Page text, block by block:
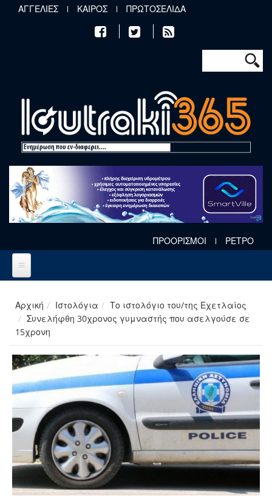
Παράκαμψη προς το κυρίως περιεχόμενο
ΑΓΓΕΛΙΕΣ ΚΑΙΡΟΣ ΠΡΩΤΟΣΕΛΙΔΑ
Φόρμα
Αναζήτηση
ΠΡΟΟΡΙΣΜΟΙ ΡΕΤΡΟ
Αρχική Ιστολόγια
Το ιστολόγιο του/της Εχετλαίος
Συνελήφθη 30χρονος γυμναστής που ασελγούσε σε
15χρονη